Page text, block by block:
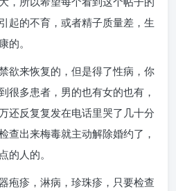
起的不育，或者精子质量差，生
的。
欲来恢复的，但是得了性病，你
很多患者，男的也有女的也有，
还反复复发在电话里哭了几十分
查出来梅毒就主动解除婚约了，
的人的。
疱疹，淋病，珍珠疹，只要检查